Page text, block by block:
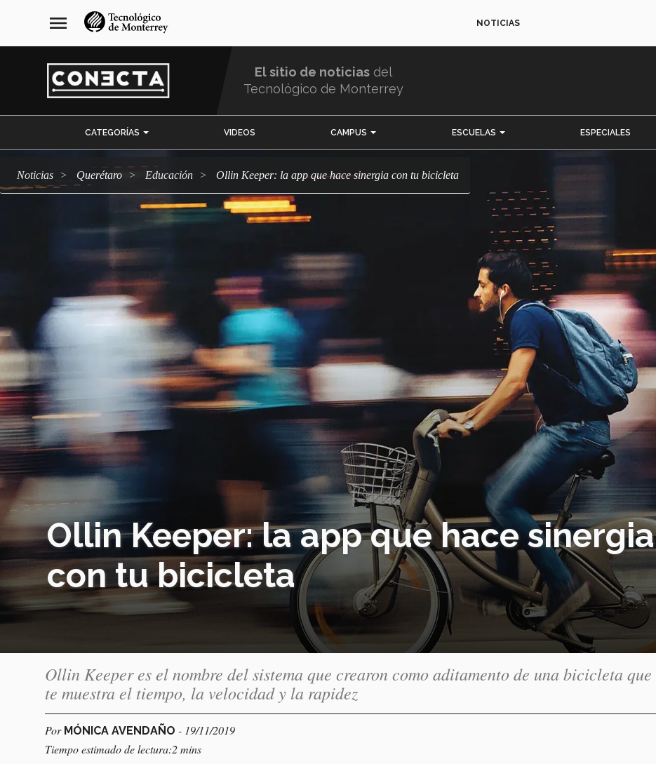
navegación
principal
menu NOTICIAS
El sitio de noticias del
Tecnológico de Monterrey
CATEGORÍAS VIDEOS CAMPUS ESCUELAS ESPECIALES
Noticias Querétaro Educación Ollin Keeper: la app que hace sinergia con tu bicicleta
Ollin Keeper: la app que hace sinergia
con tu bicicleta
Ollin Keeper es el nombre del sistema que crearon como aditamento de una bicicleta que
te muestra el tiempo, la velocidad y la rapidez
Por MÓNICA AVENDAÑO - 19/11/2019
Tiempo estimado de lectura:2 mins